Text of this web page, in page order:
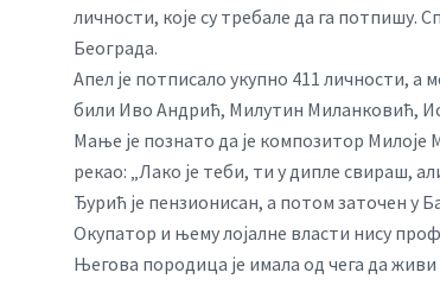
личности, које су требале да га потпишу.
Београда.
Апел је потписало укупно 411 личности, а
били Иво Андрић, Милутин Миланковић,
Мање је познато да је композитор
рекао: „Лако је теби, ти у дипле свираш,
Ђурић је пензионисан, а потом заточен у
Окупатор и њему лојалне власти нису
Његова породица је имала од чега да